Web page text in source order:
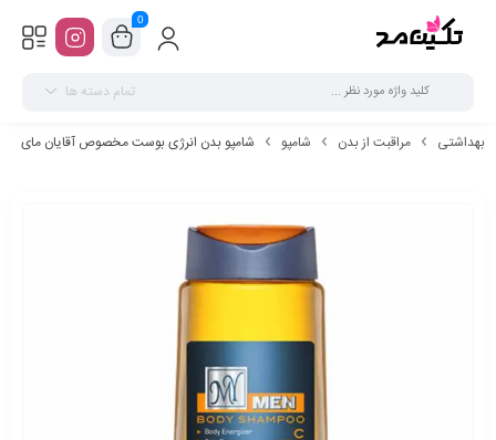
0
تمام دسته ها
بهداشتی مراقبت از بدن شامپو شامپو بدن انرژی بوست مخصوص آقایان مای